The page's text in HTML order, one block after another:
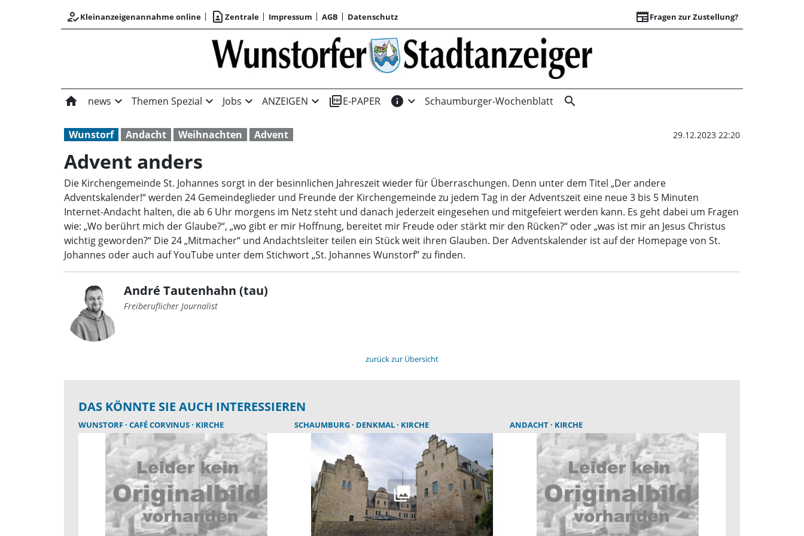
how_to_regKleinanzeigenannahme online contact_page Zentrale Impressum AGB Datenschutz newspaperFragen zur Zustellung?
Advent anders |
home news expand_more Themen Spezial expand_more Jobs expand_more ANZEIGEN expand_more picture_as_pdfE-PAPER info expand_more Schaumburger-Wochenblatt search
Wunstorf Andacht Weihnachten Advent 29.12.2023 22:20
Advent anders
Die Kirchengemeinde St. Johannes sorgt in der besinnlichen Jahreszeit wieder für Überraschungen. Denn unter dem Titel „Der andere
Adventskalender!“ werden 24 Gemeindeglieder und Freunde der Kirchengemeinde zu jedem Tag in der Adventszeit eine neue 3 bis 5 Minuten
Internet-Andacht halten, die ab 6 Uhr morgens im Netz steht und danach jederzeit eingesehen und mitgefeiert werden kann. Es geht dabei um Fragen
wie: „Wo berührt mich der Glaube?“, „wo gibt er mir Hoffnung, bereitet mir Freude oder stärkt mir den Rücken?“ oder „was ist mir an Jesus Christus
wichtig geworden?“ Die 24 „Mitmacher“ und Andachtsleiter teilen ein Stück weit ihren Glauben. Der Adventskalender ist auf der Homepage von St.
Johannes oder auch auf YouTube unter dem Stichwort „St. Johannes Wunstorf” zu finden.
André Tautenhahn (tau)
Freiberuflicher Journalist
zurück zur Übersicht
DAS KÖNNTE SIE AUCH INTERESSIEREN
WUNSTORF CAFÉ CORVINUS KIRCHE SCHAUMBURG DENKMAL KIRCHE ANDACHT KIRCHE